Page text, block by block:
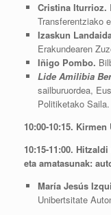
Cristina Iturrioz.
Transferentziako
Izaskun
Erakundearen
Iñigo Pombo.
Lide Amilibia
sailburuordea,
Politiketako Saila.
10:00-10:15. Kirmen
10:15-11:00.
eta amatasunak:
María Jesús
Unibertsitate